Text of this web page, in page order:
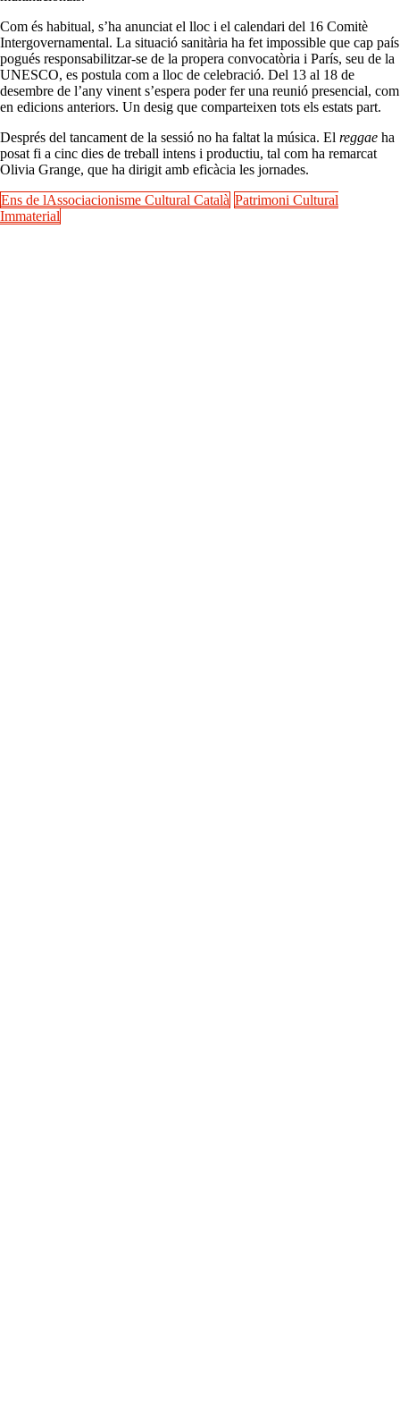
Com és habitual, s’ha anunciat el lloc i el calendari del 16 Comitè
Intergovernamental. La situació sanitària ha fet impossible que cap país
pogués responsabilitzar-se de la propera convocatòria i París, seu de la
UNESCO, es postula com a lloc de celebració. Del 13 al 18 de
desembre de l’any vinent s’espera poder fer una reunió presencial, com
en edicions anteriors. Un desig que comparteixen tots els estats part.
Després del tancament de la sessió no ha faltat la música. El reggae ha
posat fi a cinc dies de treball intens i productiu, tal com ha remarcat
Olivia Grange, que ha dirigit amb eficàcia les jornades.
Ens de lAssociacionisme Cultural Català Patrimoni Cultural
Immaterial